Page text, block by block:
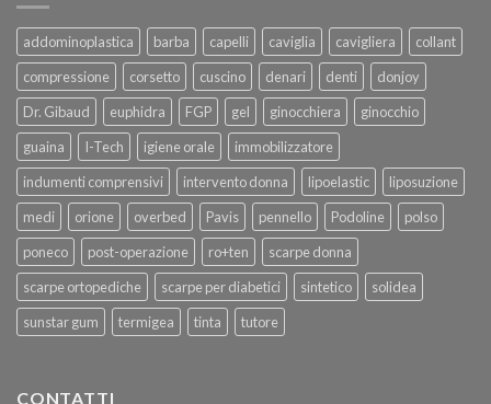
addominoplastica barba capelli caviglia cavigliera
collant
compressione
corsetto cuscino denari denti
donjoy
Dr. Gibaud
euphidra FGP gel ginocchiera
ginocchio
guaina
I-Tech igiene orale
immobilizzatore
indumenti comprensivi
intervento donna lipoelastic
liposuzione
medi
orione overbed Pavis pennello Podoline
polso
poneco
post-operazione ro+ten
scarpe donna
scarpe ortopediche
scarpe per diabetici sintetico
solidea
sunstar gum
termigea tinta tutore
CONTATTI